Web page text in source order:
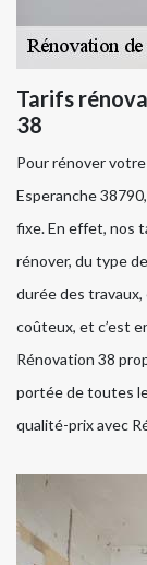
Tarifs
38
Pour rénover
Esperanche
fixe. En effet, nos
rénover, du type
durée des
coûteux, et c’est
Rénovation 38
portée de toutes
qualité-prix avec